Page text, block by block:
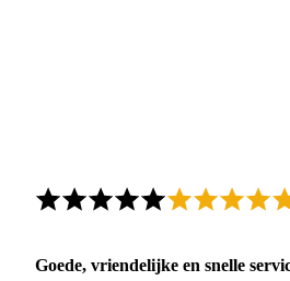
Goede, vriendelijke en snelle